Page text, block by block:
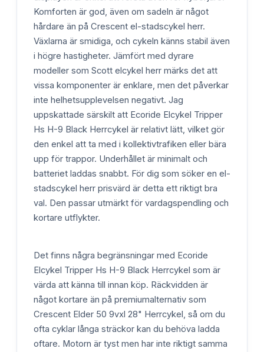
Komforten är god, även om sadeln är något
hårdare än på Crescent el-stadscykel herr.
Växlarna är smidiga, och cykeln känns stabil även
i högre hastigheter. Jämfört med dyrare
modeller som Scott elcykel herr märks det att
vissa komponenter är enklare, men det påverkar
inte helhetsupplevelsen negativt. Jag
uppskattade särskilt att Ecoride Elcykel Tripper
Hs H-9 Black Herrcykel är relativt lätt, vilket gör
den enkel att ta med i kollektivtrafiken eller bära
upp för trappor. Underhållet är minimalt och
batteriet laddas snabbt. För dig som söker en el-
stadscykel herr prisvärd är detta ett riktigt bra
val. Den passar utmärkt för vardagspendling och
kortare utflykter.
Det finns några begränsningar med Ecoride
Elcykel Tripper Hs H-9 Black Herrcykel som är
värda att känna till innan köp. Räckvidden är
något kortare än på premiumalternativ som
Crescent Elder 50 9vxl 28" Herrcykel, så om du
ofta cyklar långa sträckor kan du behöva ladda
oftare. Motorn är tyst men har inte riktigt samma